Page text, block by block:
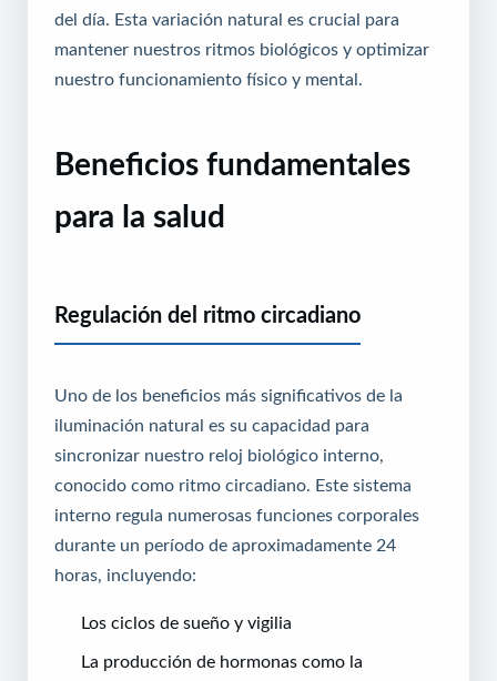
del día. Esta variación natural es crucial para
mantener nuestros ritmos biológicos y optimizar
nuestro funcionamiento físico y mental.
Beneficios fundamentales
para la salud
Regulación del ritmo circadiano
Uno de los beneficios más significativos de la
iluminación natural es su capacidad para
sincronizar nuestro reloj biológico interno,
conocido como ritmo circadiano. Este sistema
interno regula numerosas funciones corporales
durante un período de aproximadamente 24
horas, incluyendo:
Los ciclos de sueño y vigilia
La producción de hormonas como la